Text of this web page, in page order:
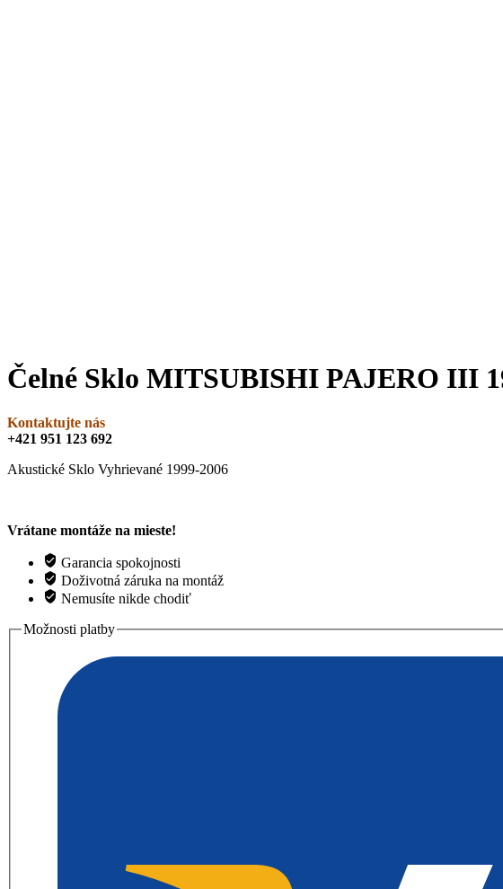
Čelné Sklo MITSUBISHI PAJERO III
Kontaktujte nás
+421 951 123 692
Akustické Sklo Vyhrievané 1999-2006
Vrátane montáže na mieste!
Garancia spokojnosti
Doživotná záruka na montáž
Nemusíte nikde chodiť
Možnosti platby